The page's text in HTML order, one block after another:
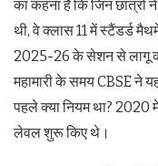
का कहना है कि जिन छात्रों
थी, वे क्लास 11 में स्टैंडर्ड
2025-26 के सेशन से लागू
महामारी के समय CBSE ने
पहले क्या नियम था? 2020
लेवल शुरू किए थे।